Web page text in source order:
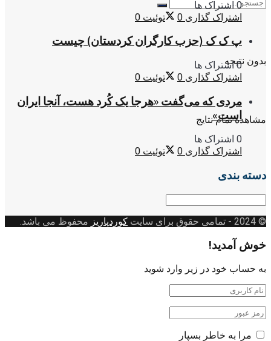
بدون نتیجه
مشاهده تمام نتایج
0 اشتراک ها
اشتراک گذاری 0 توئیت 0
پ ک ک (حزب کارگران کردستان) چیست
0 اشتراک ها
اشتراک گذاری 0 توئیت 0
مردی که می‌گفت «هرجا یک کُرد هست، آنجا ایران
است»
0 اشتراک ها
اشتراک گذاری 0 توئیت 0
دسته بندی
دسته
© 2024
- تمامی حقوق برای سایت کوردپاریز محفوظ می باشد.
خوش آمدید!
به حساب خود در زیر وارد شوید
مرا به خاطر بسپار